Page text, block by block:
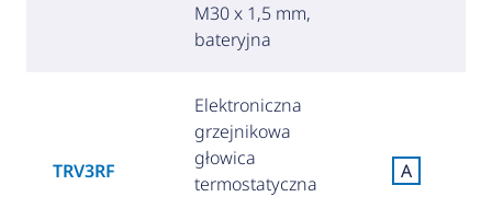
M30 x 1,5 mm,
bateryjna
TRV3RF
Elektroniczna
grzejnikowa
głowica
termostatyczna
A